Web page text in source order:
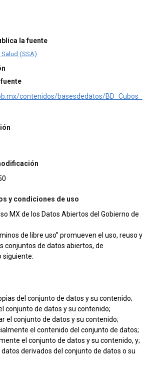
la fuente
(SSA)
contenidos/basesdedatos/BD_Cubos_
y condiciones de uso
MX de los Datos Abiertos del Gobierno de
de libre uso” promueven el uso, reuso y
conjuntos de datos abiertos, de
siguiente:
del conjunto de datos y su contenido;
conjunto de datos y su contenido;
el conjunto de datos y su contenido;
el contenido del conjunto de datos;
el conjunto de datos y su contenido, y;
derivados del conjunto de datos o su